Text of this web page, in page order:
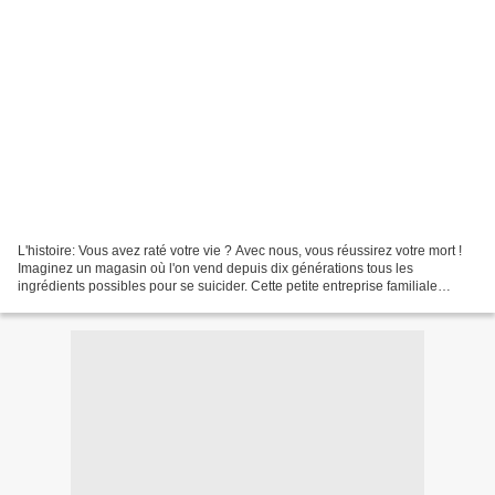
L'histoire: Vous avez raté votre vie ? Avec nous, vous réussirez votre mort !
Imaginez un magasin où l'on vend depuis dix générations tous les
ingrédients possibles pour se suicider. Cette petite entreprise familiale